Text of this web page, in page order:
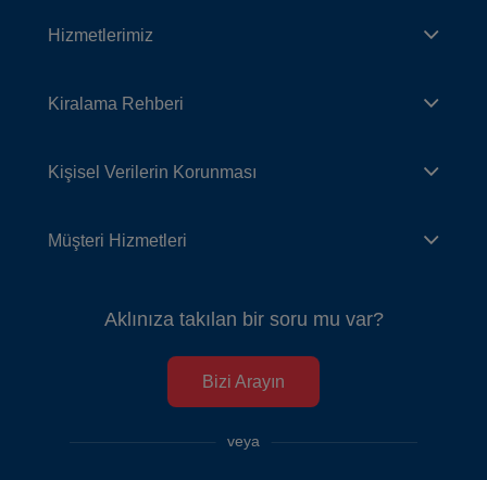
Hizmetlerimiz
Kiralama Rehberi
Kişisel Verilerin Korunması
Müşteri Hizmetleri
Aklınıza takılan bir soru mu var?
Bizi Arayın
veya